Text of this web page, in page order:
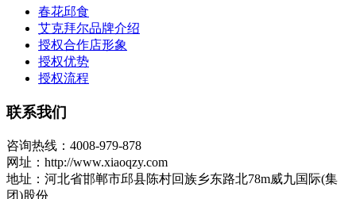
春花邱食
艾克拜尔品牌介绍
授权合作店形象
授权优势
授权流程
联系我们
咨询热线：4008-979-878
网址：http://www.xiaoqzy.com
地址：河北省邯郸市邱县陈村回族乡东路北78m威九国际(集
团)股份